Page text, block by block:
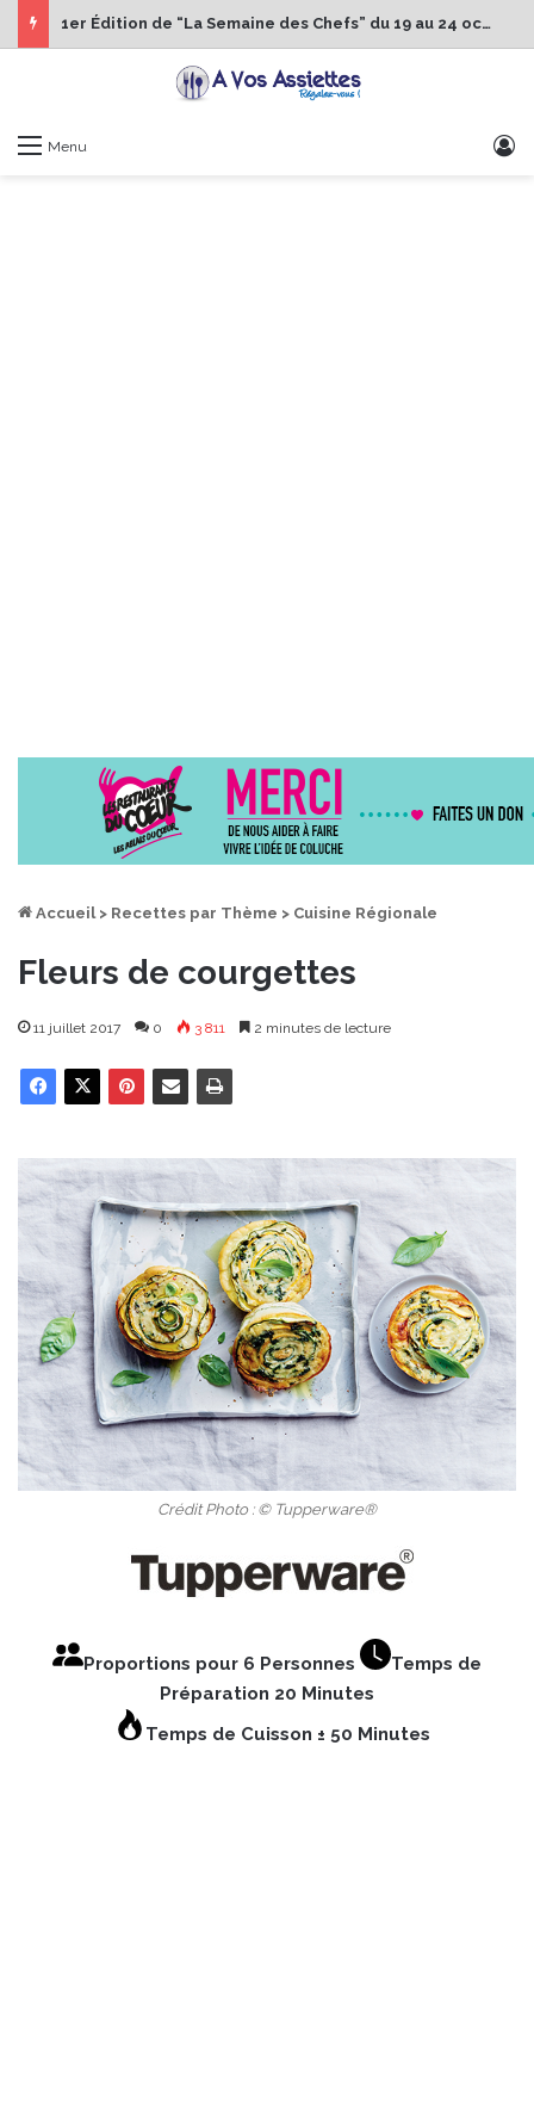
1er Édition de “La Semaine des Chefs” du 19 au 24 octobre 2026
Menu
Accueil > Recettes par Thème > Cuisine Régionale
Fleurs de courgettes
11 juillet 2017 0 3 811 2 minutes de lecture
Crédit Photo : © Tupperware®
Proportions pour 6 Personnes
Temps de
Préparation 20 Minutes
Temps de Cuisson ± 50 Minutes